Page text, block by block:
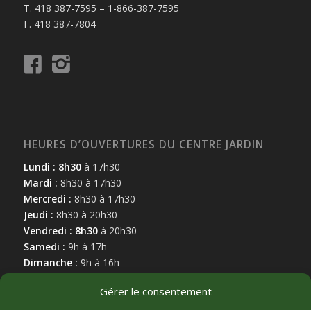
Gérer le consentement
T. 418 387-7595 – 1-866-387-7595
F. 418 387-7804
HEURES D’OUVERTURES DU CENTRE JARDIN
Lundi : 8h30à 17h30
Mardi : 8h30 à 17h30
Mercredi : 8h30 à 17h30
Jeudi : 8h30 à 20h30
Vendredi : 8h30à 20h30
Samedi : 9h à 17h
Dimanche : 9h à 16h